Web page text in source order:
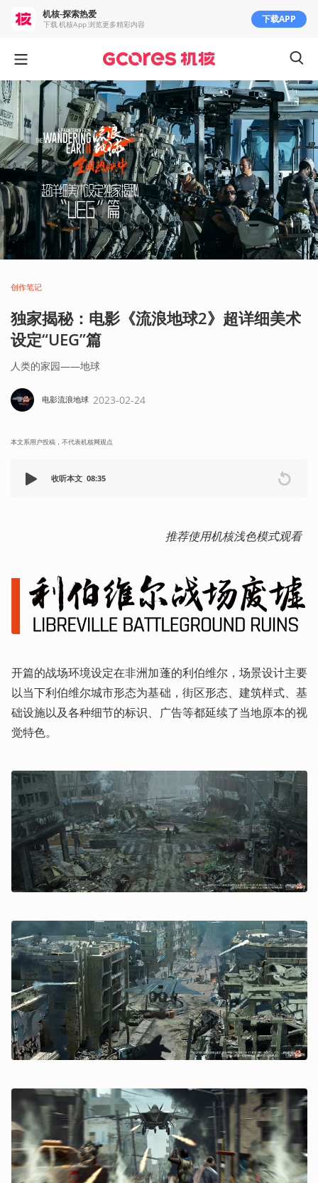
创作笔记
独家揭秘：电影《流浪地球2》超详细美术
设定“UEG”篇
人类的家园——地球
电影流浪地球 2023-02-24
本文系用户投稿，不代表机核网观点
收听本文 08:35
推荐使用机核浅色模式观看
开篇的战场环境设定在非洲加蓬的利伯维尔，场景设计主要
以当下利伯维尔城市形态为基础，街区形态、建筑样式、基
础设施以及各种细节的标识、广告等都延续了当地原本的视
觉特色。
机核-探索热爱
下载 机核App 浏览更多精彩内容 下载APP